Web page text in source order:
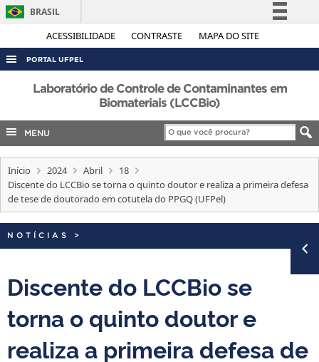
ACESSIBILIDADE CONTRASTE MAPA DO SITE
BRASIL
Simplifique!
Acesso à informação
Legislação
Canais
PORTAL UFPEL
ACESSO À INFORMAÇÃO
COBALTO
CONCURSOS
EDITAIS
INTERNACIONAL
Laboratório de Controle de Contaminantes em
Biomateriais (LCCBio)
MENU
Início 2024 Abril
18
Discente do LCCBio se torna o quinto doutor e realiza a primeira defesa
de tese de doutorado em cotutela do PPGQ (UFPel)
NOTÍCIAS >
Discente do LCCBio se
torna o quinto doutor e
realiza a primeira defesa de